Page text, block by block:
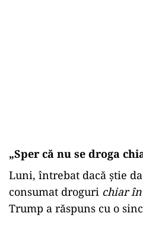
„Sper că nu se droga
Luni, întrebat dacă știe
consumat droguri chiar
Trump a răspuns cu o